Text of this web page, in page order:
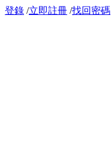
登錄 /立即註冊 /找回密碼